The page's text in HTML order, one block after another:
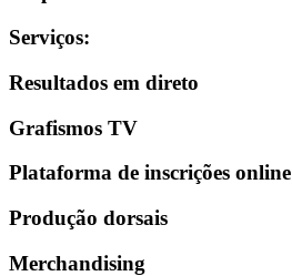
Serviços:
Resultados em direto
Grafismos TV
Plataforma de inscrições online
Produção dorsais
Merchandising